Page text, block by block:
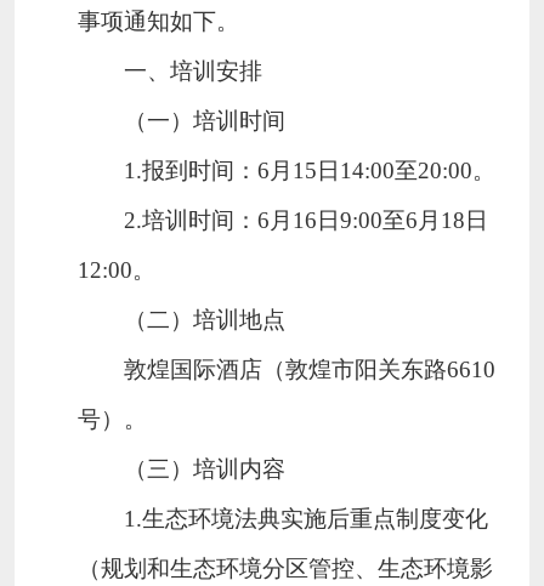
事项通知如下。
一、培训安排
（一）培训时间
1 .报到时间：6月15日14:00至20:00。
2.培训时间：6月16日9:00至6月18日
12:00。
（二）培训地点
敦煌国际酒店（敦煌市阳关东路6610
号）。
（三）培训内容
1.生态环境法典实施后重点制度变化
（规划和生态环境分区管控、生态环境影